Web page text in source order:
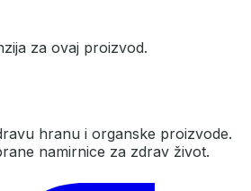
za ovaj proizvod.
hranu i organske proizvode.
namirnice za zdrav život.